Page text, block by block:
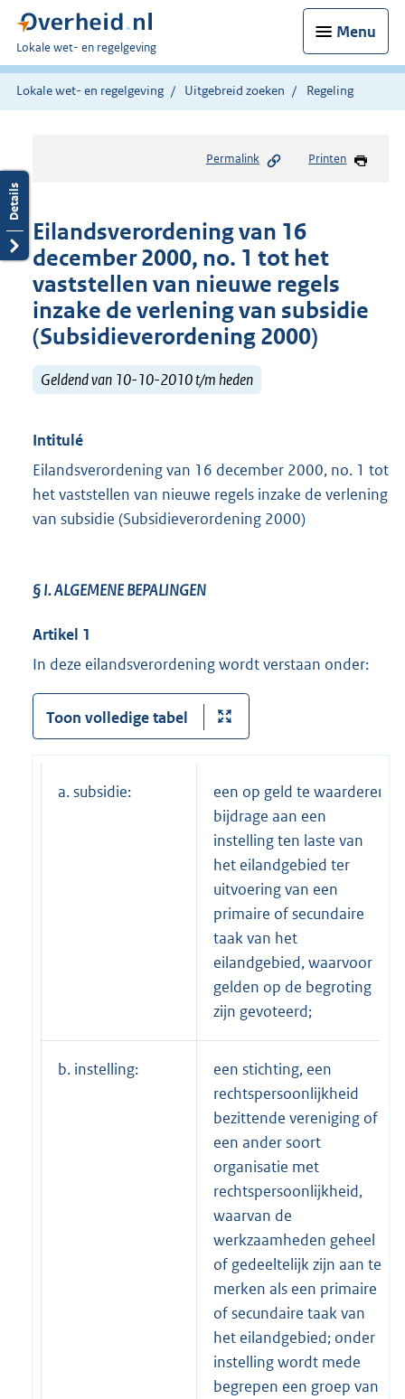
Menu
U
bent
hier:
Lokale wet- en regelgeving
Lokale wet- en regelgeving Uitgebreid zoeken Regeling
Permalink Printen
Eilandsverordening van 16
december 2000, no. 1 tot het
vaststellen van nieuwe regels
inzake de verlening van subsidie
(Subsidieverordening 2000)
Geldend van 10-10-2010 t/m heden
Intitulé
Eilandsverordening van 16 december 2000, no. 1 tot
het vaststellen van nieuwe regels inzake de verlening
van subsidie (Subsidieverordening 2000)
§ I.ALGEMENE BEPALINGEN
Artikel 1
In deze eilandsverordening wordt verstaan onder:
Toon volledige tabel
a. subsidie:
een op geld te waarderen
bijdrage aan een
instelling ten laste van
het eilandgebied ter
uitvoering van een
primaire of secundaire
taak van het
eilandgebied, waarvoor
gelden op de begroting
zijn gevoteerd;
b. instelling:
een stichting, een
rechtspersoonlijkheid
bezittende vereniging of
een ander soort
organisatie met
rechtspersoonlijkheid,
waarvan de
werkzaamheden geheel
of gedeeltelijk zijn aan te
merken als een primaire
of secundaire taak van
het eilandgebied; onder
instelling wordt mede
begrepen een groep van